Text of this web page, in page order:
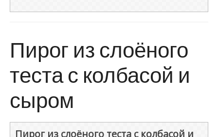
Пирог из слоёного
теста с колбасой и
сыром
Пирог из слоёного теста с колбасой и